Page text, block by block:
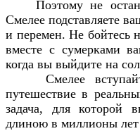
Поэтому не
Смелее подставляете
и перемен. Не бойтесь
вместе с сумерками
когда вы выйдите на
Смелее
путешествие в
задача, для которой
длиною в миллионы